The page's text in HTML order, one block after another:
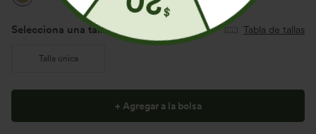
Selecciona una talla(US) Tabla de tallas
Talla única
+ Agregar a la bolsa